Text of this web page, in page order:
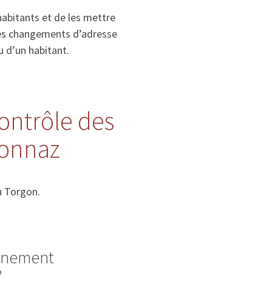
et de les mettre
changements d’adresse
d’un habitant.
des
Torgon.